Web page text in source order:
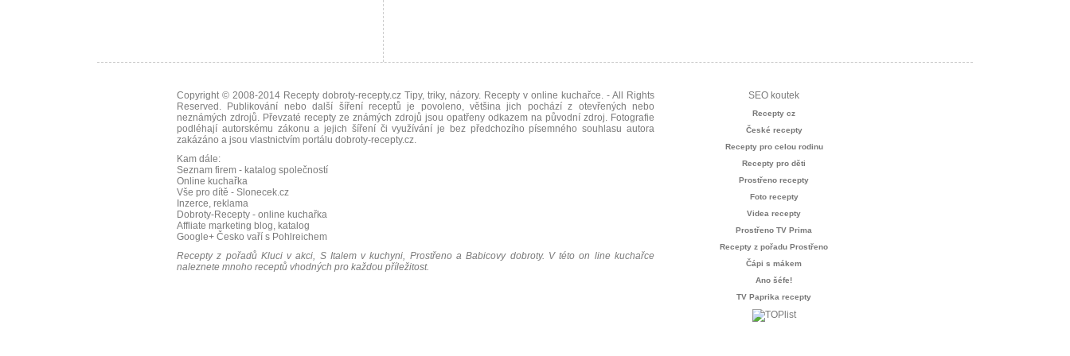
Copyright © 2008-2014 Recepty dobroty-recepty.cz Tipy, triky, názory. Recepty v online kuchařce. - All Rights
Reserved. Publikování nebo další šíření receptů je povoleno, většina jich pochází z otevřených nebo
neznámých zdrojů. Převzaté recepty ze známých zdrojů jsou opatřeny odkazem na původní zdroj. Fotografie
podléhají autorskému zákonu a jejich šíření či využívání je bez předchozího písemného souhlasu autora
zakázáno a jsou vlastnictvím portálu dobroty-recepty.cz.
Kam dále:
Seznam firem - katalog společností
Online kuchařka
Vše pro dítě - Slonecek.cz
Inzerce, reklama
Dobroty-Recepty - online kuchařka
Affliate marketing blog, katalog
Google+ Česko vaří s Pohlreichem
Recepty z pořadů Kluci v akci, S Italem v kuchyni, Prostřeno a Babicovy dobroty. V této on line kuchařce
naleznete mnoho receptů vhodných pro každou příležitost.
SEO koutek
Recepty cz
České recepty
Recepty pro celou rodinu
Recepty pro děti
Prostřeno recepty
Foto recepty
Videa recepty
Prostřeno TV Prima
Recepty z pořadu Prostřeno
Čápi s mákem
Ano šéfe!
TV Paprika recepty